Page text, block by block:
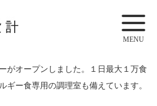
MENU
がオープンしました。１日最大１万食
ギー食専用の調理室も備えています。